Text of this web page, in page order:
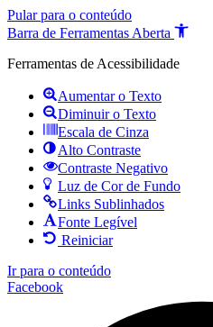
Pular para o conteúdo
Barra de Ferramentas Aberta
Ferramentas de Acessibilidade
Aumentar o Texto
Diminuir o Texto
Escala de Cinza
Alto Contraste
Contraste Negativo
Luz de Cor de Fundo
Links Sublinhados
Fonte Legível
Reiniciar
Ir para o conteúdo
Facebook